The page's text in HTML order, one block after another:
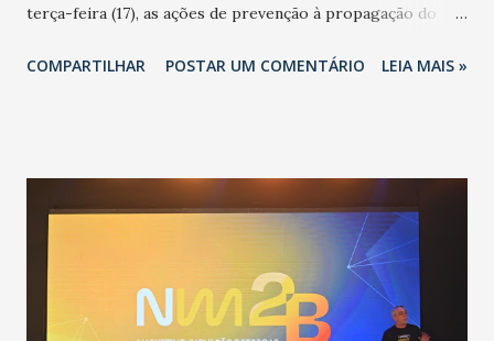
terça-feira (17), as ações de prevenção à propagação do
adotadas pelo Governo do Estado na contenção da
população suspeita e de cuidados com os ambientes
públicos e domiciliares. “Nós não estamos vivendo uma
epidemia comum, como temos em todos os anos, com
aumento de casos de dengue, influenza ou H1N1. Trata-se
de uma epidemia com um vírus diferente, com um poder de
COMPARTILHAR POSTAR UM COMENTÁRIO LEIA MAIS »